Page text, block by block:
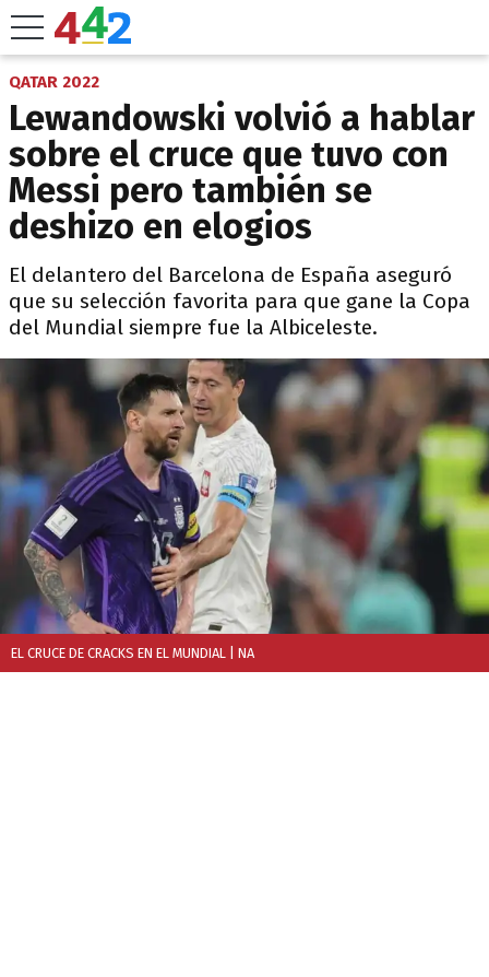
QATAR 2022
Lewandowski volvió a hablar
sobre el cruce que tuvo con
Messi pero también se
deshizo en elogios
El delantero del Barcelona de España aseguró
que su selección favorita para que gane la Copa
del Mundial siempre fue la Albiceleste.
EL CRUCE DE CRACKS EN EL MUNDIAL | NA